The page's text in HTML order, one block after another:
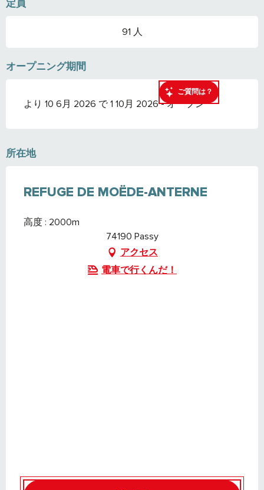
ご質問は？
定員
91 人
オープニング期間
より 10 6月 2026 で 1 10月 2026 - オープン
所在地
REFUGE DE MOËDE-ANTERNE
高度 : 2000m
74190 Passy
アクセス
電車で行くんだ！